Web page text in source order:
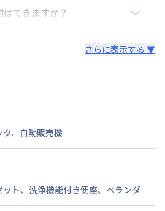
1台
7月26日
せん。 ・駐車場利用の場合、物件の
請求書の家賃・事務手数料の合
はご返金いたします。
いません。
はできますか？
合はお早めに申込ください。
さらに表示する ▼
ク、 自動販売機
ット、 洗浄機能付き便座、 ベランダ